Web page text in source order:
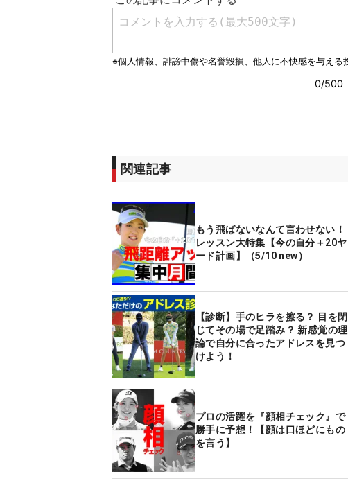
関連記事
もう飛ばないなんて言わせない！
レッスン大特集【今の自分＋20ヤ
ード計画】（5/10 new）
【診断】手のヒラを擦る？ 目を閉
じてその場で足踏み？ 新感覚の理
論で自分に合ったアドレスを見つ
けよう！
プロの活躍を『顔相チェック』で
勝手に予想！【顔は口ほどにもの
を言う】